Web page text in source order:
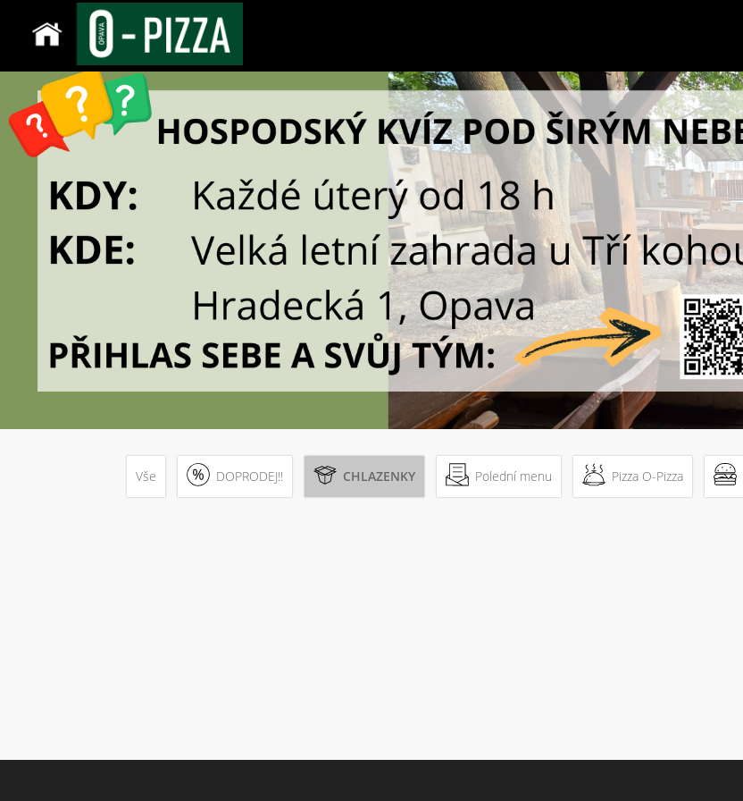
Vše DOPRODEJ!! CHLAZENKY Polední menu Pizza O-Pizza